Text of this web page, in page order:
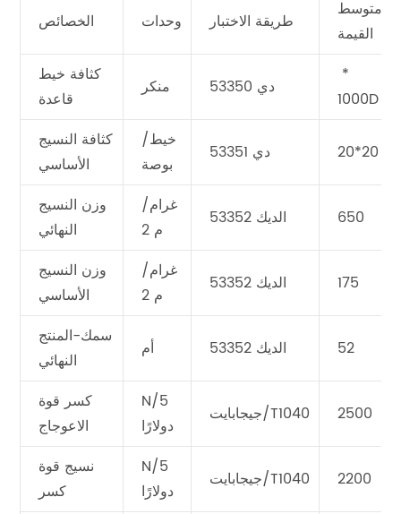
الخصائص وحدات طريقة الاختبار
متوسط
القيمة
كثافة خيط
قاعدة
منكر دي 53350
‬ *
1000D
كثافة النسيج
الأساسي
خيط/
بوصة
دي 53351 20*20
وزن النسيج
النهائي
غرام/
م 2
الديك 53352 650
وزن النسيج
الأساسي
غرام/
م 2
الديك 53352 175
سمك-المنتج
النهائي
أم الديك 53352 52
كسر قوة
الاعوجاج
N/5
دولارًا
جيجابايت/T1040 2500
نسيج قوة
كسر
N/5
دولارًا
جيجابايت/T1040 2200